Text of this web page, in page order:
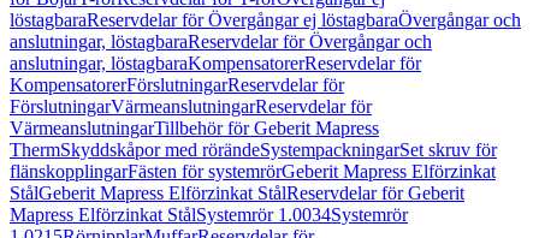
löstagbaraReservdelar för Övergångar ej löstagbaraÖvergångar och
anslutningar, löstagbaraReservdelar för Övergångar och
anslutningar, löstagbaraKompensatorerReservdelar för
KompensatorerFörslutningarReservdelar för
FörslutningarVärmeanslutningarReservdelar för
VärmeanslutningarTillbehör för Geberit Mapress
ThermSkyddskåpor med rörändeSystempackningarSet skruv för
flänskopplingarFästen för systemrörGeberit Mapress Elförzinkat
StålGeberit Mapress Elförzinkat StålReservdelar för Geberit
Mapress Elförzinkat StålSystemrör 1.0034Systemrör